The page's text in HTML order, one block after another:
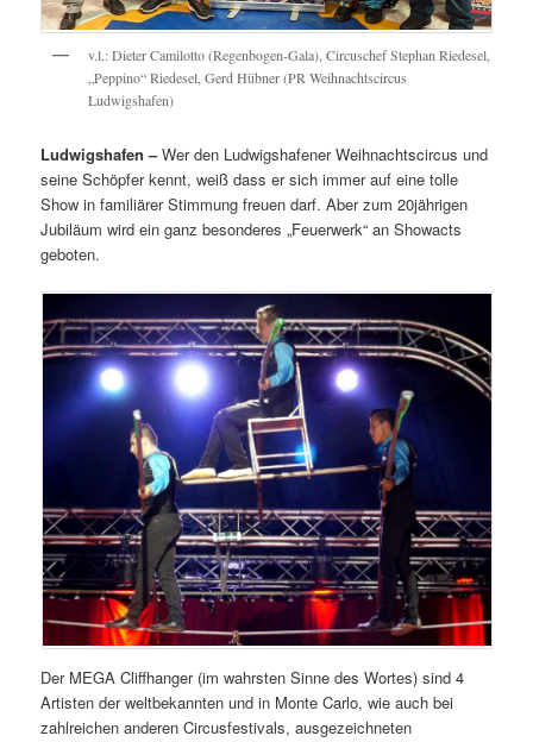
v.l.: Dieter Camilotto (Regenbogen-Gala), Circuschef Stephan Riedesel,
„Peppino“ Riedesel, Gerd Hübner (PR Weihnachtscircus
Ludwigshafen)
Ludwigshafen –Wer den Ludwigshafener Weihnachtscircus und
seine Schöpfer kennt, weiß dass er sich immer auf eine tolle
Show in familiärer Stimmung freuen darf. Aber zum 20jährigen
Jubiläum wird ein ganz besonderes „Feuerwerk“ an Showacts
geboten.
Der MEGA Cliffhanger (im wahrsten Sinne des Wortes) sind 4
Artisten der weltbekannten und in Monte Carlo, wie auch bei
zahlreichen anderen Circusfestivals, ausgezeichneten